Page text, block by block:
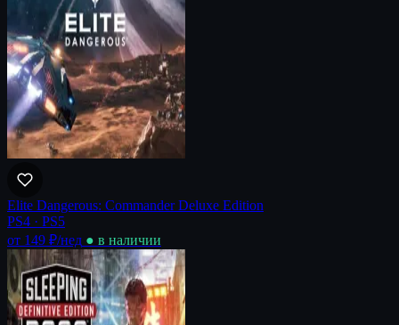
Elite Dangerous: Commander Deluxe Edition
PS4 · PS5
от 149 ₽/нед ● в наличии